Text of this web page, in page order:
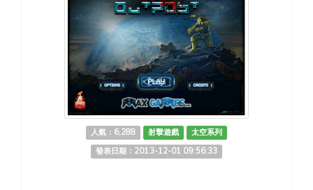
人氣：6,288 射擊遊戲
太空系列
發表日期：2013-12-01 09:56:33